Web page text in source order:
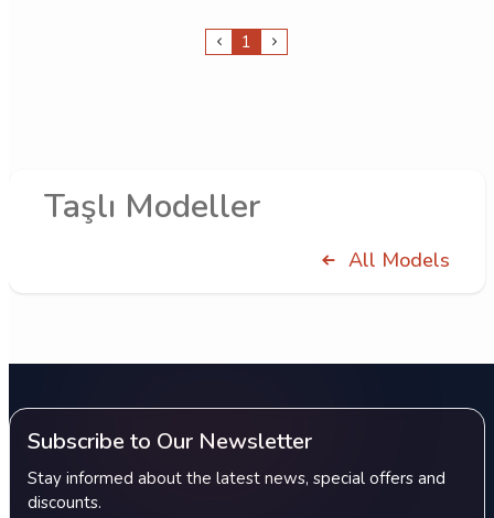
1
Taşlı Modeller
All Models
Subscribe to Our Newsletter
Stay informed about the latest news, special offers and
discounts.